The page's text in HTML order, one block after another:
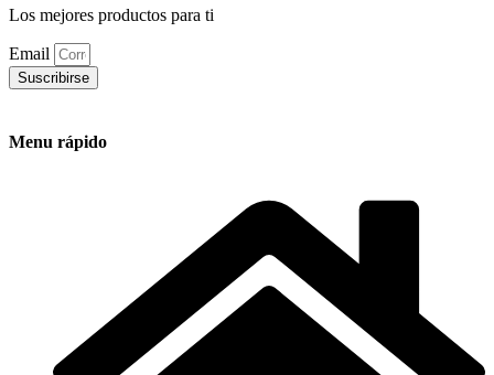
Los mejores productos para ti
Email
Suscribirse
Menu rápido